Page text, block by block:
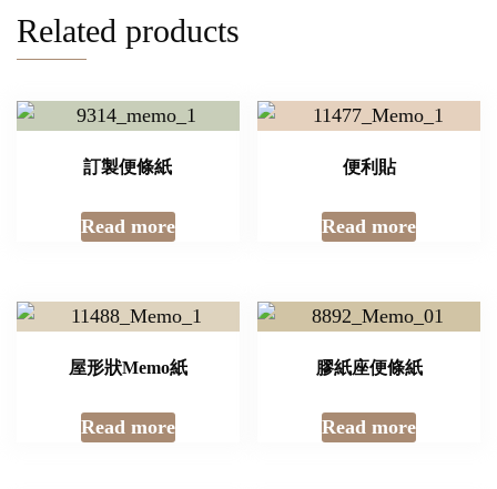
Related products
訂製便條紙
Read more
便利貼
Read more
屋形狀Memo紙
Read more
膠紙座便條紙
Read more